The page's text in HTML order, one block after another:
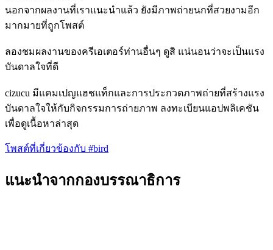
นอกจากผลงานที่เราแนะนำแล้ว ยังมีภาพถ่ายนกที่สวยงามอีก
มากมายที่ถูกโพสต์
ลองชมผลงานของครีเอเตอร์ท่านอื่นๆ ดูสิ แน่นอนว่าจะเป็นแรง
บันดาลใจที่ดี
cizucu มีแคมเปญแฮชแท็กและการประกวดภาพถ่ายที่สร้างแรง
บันดาลใจให้กับกิจกรรมการถ่ายภาพ ลงทะเบียนแอปพลิเคชัน
เพื่อดูเนื้อหาล่าสุด
โพสต์ที่เกี่ยวข้องกับ #bird
แนะนำจากกองบรรณาธิการ